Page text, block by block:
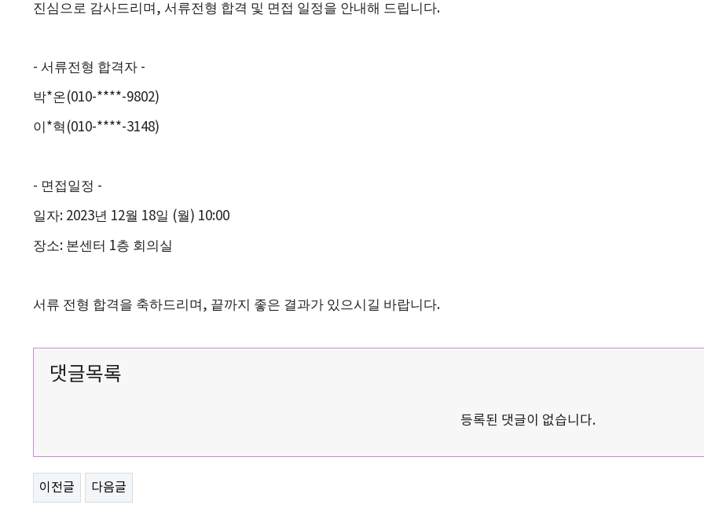
진심으로 감사드리며 , 서류전형 합격 및 면접 일정을 안내해 드립니다.
- 서류전형 합격자 -
박*온(010-****-9802)
이 *혁 (010-****-3148)
- 면접일정 -
일자: 2023년 12월 18일 (월 ) 10:00
장소: 본센터 1층 회의실
서류 전형 합격을 축하드리며 , 끝까지 좋은 결과가 있으시길 바랍니다.
댓글목록
등록된 댓글이 없습니다.
이전글 다음글